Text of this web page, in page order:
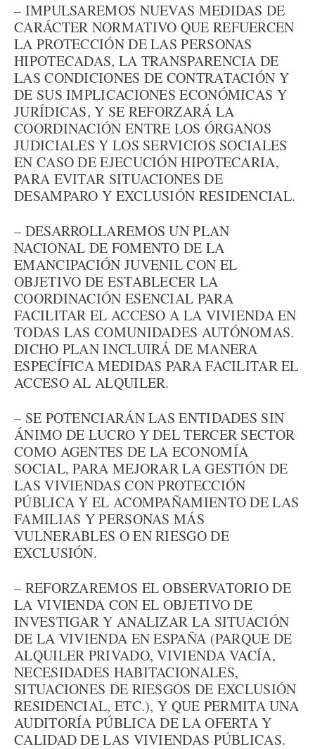
– IMPULSAREMOS NUEVAS MEDIDAS DE
CARÁCTER NORMATIVO QUE REFUERCEN
LA PROTECCIÓN DE LAS PERSONAS
HIPOTECADAS, LA TRANSPARENCIA DE
LAS CONDICIONES DE CONTRATACIÓN Y
DE SUS IMPLICACIONES ECONÓMICAS Y
JURÍDICAS, Y SE REFORZARÁ LA
COORDINACIÓN ENTRE LOS ÓRGANOS
JUDICIALES Y LOS SERVICIOS SOCIALES
EN CASO DE EJECUCIÓN HIPOTECARIA,
PARA EVITAR SITUACIONES DE
DESAMPARO Y EXCLUSIÓN RESIDENCIAL.
– DESARROLLAREMOS UN PLAN
NACIONAL DE FOMENTO DE LA
EMANCIPACIÓN JUVENIL CON EL
OBJETIVO DE ESTABLECER LA
COORDINACIÓN ESENCIAL PARA
FACILITAR EL ACCESO A LA VIVIENDA EN
TODAS LAS COMUNIDADES AUTÓNOMAS.
DICHO PLAN INCLUIRÁ DE MANERA
ESPECÍFICA MEDIDAS PARA FACILITAR EL
ACCESO AL ALQUILER.
– SE POTENCIARÁN LAS ENTIDADES SIN
ÁNIMO DE LUCRO Y DEL TERCER SECTOR
COMO AGENTES DE LA ECONOMÍA
SOCIAL, PARA MEJORAR LA GESTIÓN DE
LAS VIVIENDAS CON PROTECCIÓN
PÚBLICA Y EL ACOMPAÑAMIENTO DE LAS
FAMILIAS Y PERSONAS MÁS
VULNERABLES O EN RIESGO DE
EXCLUSIÓN.
– REFORZAREMOS EL OBSERVATORIO DE
LA VIVIENDA CON EL OBJETIVO DE
INVESTIGAR Y ANALIZAR LA SITUACIÓN
DE LA VIVIENDA EN ESPAÑA (PARQUE DE
ALQUILER PRIVADO, VIVIENDA VACÍA,
NECESIDADES HABITACIONALES,
SITUACIONES DE RIESGOS DE EXCLUSIÓN
RESIDENCIAL, ETC.), Y QUE PERMITA UNA
AUDITORÍA PÚBLICA DE LA OFERTA Y
CALIDAD DE LAS VIVIENDAS PÚBLICAS.